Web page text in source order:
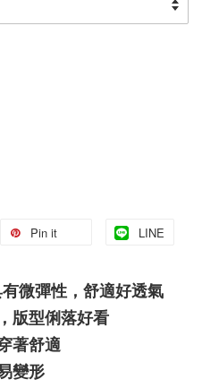
Pin it LINE
微彈性，舒適好透氣
版型俐落好看
著舒適
變形